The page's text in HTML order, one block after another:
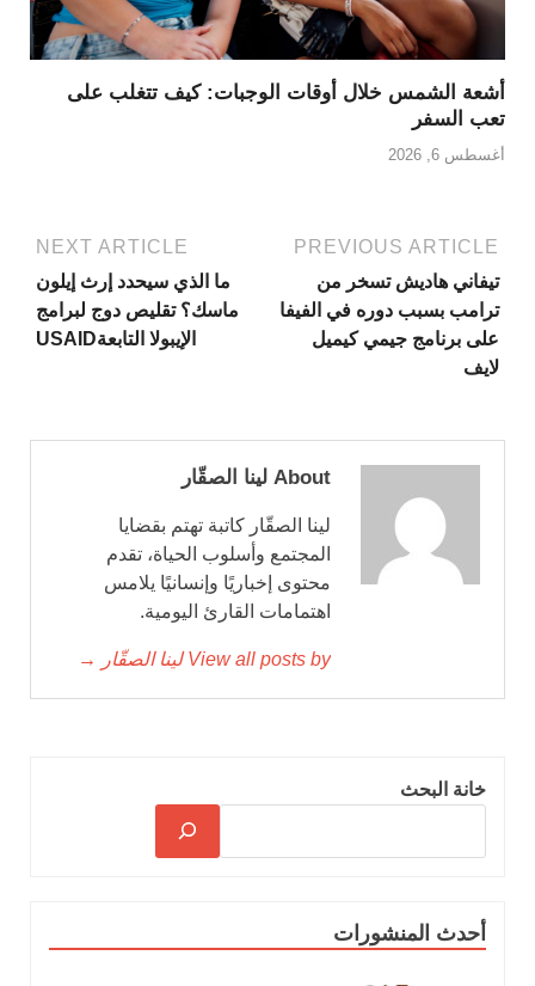
أشعة الشمس خلال أوقات الوجبات: كيف تتغلب على
تعب السفر
أغسطس 6, 2026
PREVIOUS ARTICLE
تيفاني هاديش تسخر من
ترامب بسبب دوره في الفيفا
على برنامج جيمي كيميل
لايف
NEXT ARTICLE
ما الذي سيحدد إرث إيلون
ماسك؟ تقليص دوج لبرامج
الإيبولا التابعةUSAID
About لينا الصقّار
لينا الصقّار كاتبة تهتم بقضايا
المجتمع وأسلوب الحياة، تقدم
محتوى إخباريًا وإنسانيًا يلامس
اهتمامات القارئ اليومية.
View all posts by لينا الصقّار →
خانة البحث
أحدث المنشورات